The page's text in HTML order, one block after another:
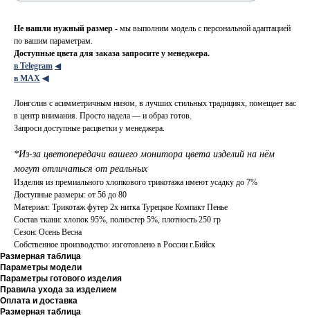
Не нашли нужный размер - мы выполним модель с персональной адаптацией
по вашим параметрам.
Доступные цвета для заказа запросите у менеджера.
в Telegram ◀
в МАХ ◀
Лонгслив с асимметричным низом, в лучших стильных традициях, помещает вас
в центр внимания. Просто надела — и образ готов.
Запроси доступные расцветки у менеджера.
*Из-за цветопередачи вашего монитора цвета изделий на нём
могут отличаться от реальных
Изделия из премиального хлопкового трикотажа имеют усадку до 7%
Доступные размеры: от 56 до 80
Материал: Трикотаж футер 2х нитка Турецкое Компакт Пенье
Состав ткани: хлопок 95%, полиэстер 5%, плотность 250 гр
Сезон: Осень Весна
Собственное производство: изготовлено в России г.Бийск
Размерная таблица
Параметры модели
Параметры готового изделия
Правила ухода за изделием
Оплата и доставка
Размерная таблица